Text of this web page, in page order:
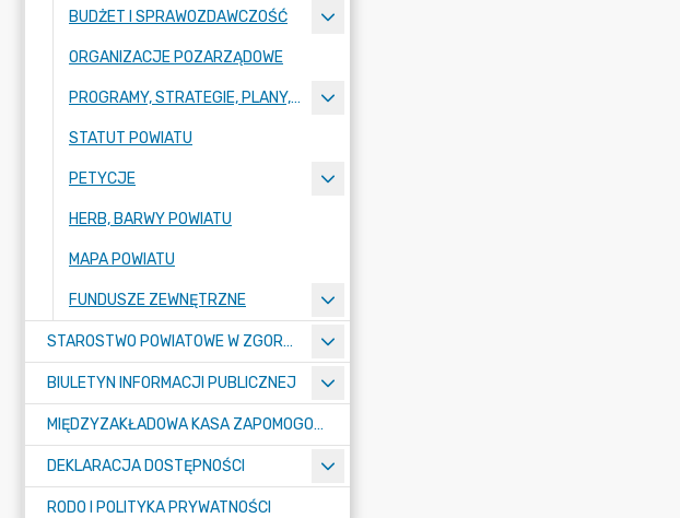
BUDŻET I SPRAWOZDAWCZOŚĆ
ORGANIZACJE POZARZĄDOWE
PROGRAMY, STRATEGIE, PLANY, RAPORTY
STATUT POWIATU
PETYCJE
HERB, BARWY POWIATU
MAPA POWIATU
FUNDUSZE ZEWNĘTRZNE
STAROSTWO POWIATOWE W ZGORZELCU
BIULETYN INFORMACJI PUBLICZNEJ
MIĘDZYZAKŁADOWA KASA ZAPOMOGOWO-POŻYCZKOWA
DEKLARACJA DOSTĘPNOŚCI
RODO I POLITYKA PRYWATNOŚCI